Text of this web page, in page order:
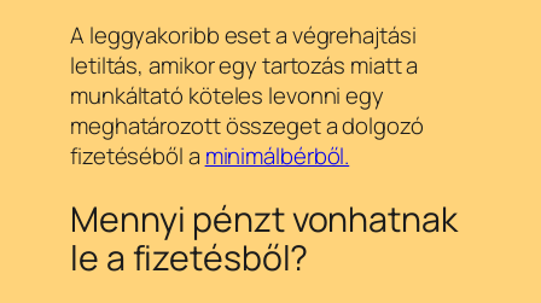
A leggyakoribb eset a végrehajtási
letiltás, amikor egy tartozás miatt a
munkáltató köteles levonni egy
meghatározott összeget a dolgozó
fizetéséből a minimálbérből.
Mennyi pénzt vonhatnak
le a fizetésből?